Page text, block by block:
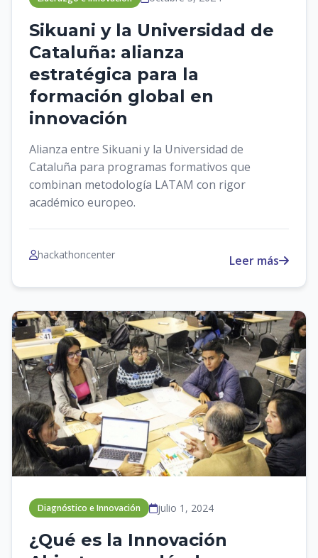
Sikuani y la Universidad de
Cataluña: alianza
estratégica para la
formación global en
innovación
Alianza entre Sikuani y la Universidad de
Cataluña para programas formativos que
combinan metodología LATAM con rigor
académico europeo.
hackathoncenter Leer más
Diagnóstico e Innovación julio 1, 2024
¿Qué es la Innovación